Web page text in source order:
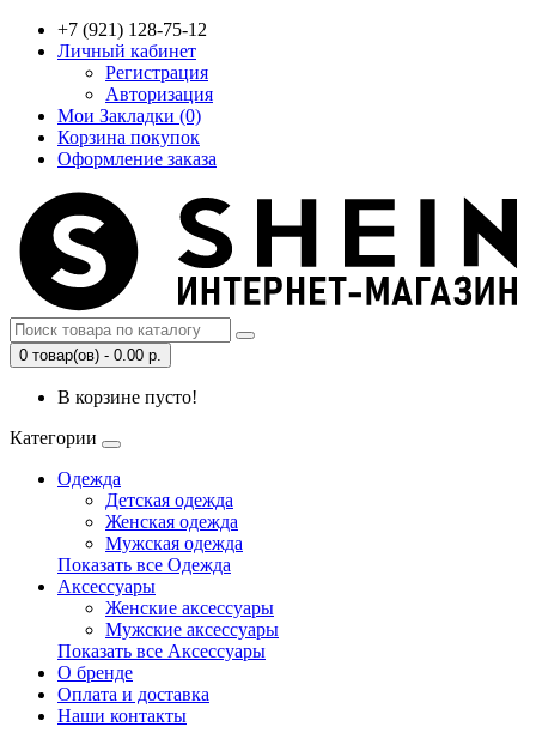
+7 (921) 128-75-12
Личный кабинет
Регистрация
Авторизация
Мои Закладки (0)
Корзина покупок
Оформление заказа
0 товар(ов) - 0.00 р.
В корзине пусто!
Категории
Одежда
Детская одежда
Женская одежда
Мужская одежда
Показать все Одежда
Аксессуары
Женские аксессуары
Мужские аксессуары
Показать все Аксессуары
О бренде
Оплата и доставка
Наши контакты